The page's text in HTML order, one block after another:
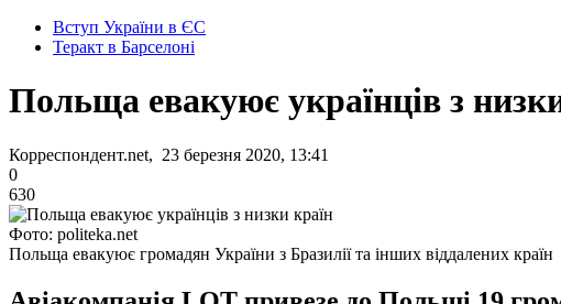
Вступ України в ЄС
Теракт в Барселоні
Польща евакуює українців з
Корреспондент.net, 23 березня 2020, 13:41
0
630
Фото: politeka.net
Польща евакуює громадян України з Бразилії та інших віддалених країн